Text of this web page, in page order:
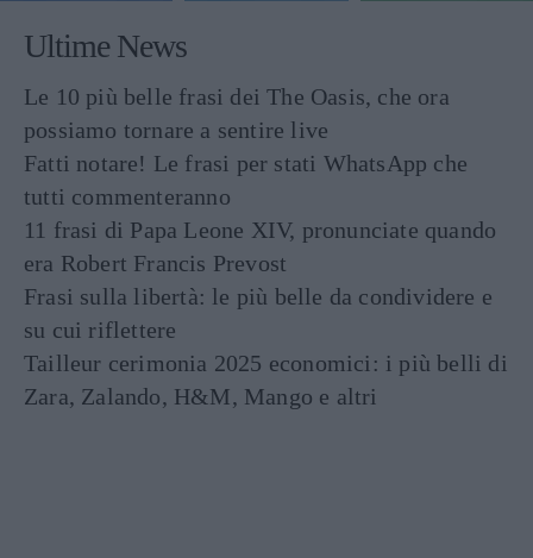
Ultime News
Le 10 più belle frasi dei The Oasis, che ora
possiamo tornare a sentire live
Fatti notare! Le frasi per stati WhatsApp che
tutti commenteranno
11 frasi di Papa Leone XIV, pronunciate quando
era Robert Francis Prevost
Frasi sulla libertà: le più belle da condividere e
su cui riflettere
Tailleur cerimonia 2025 economici: i più belli di
Zara, Zalando, H&M, Mango e altri